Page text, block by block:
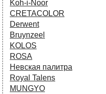
Koh-i-Noor
CRETACOLOR
Derwent
Bruynzeel
KOLOS
ROSA
Невская палитра
Royal Talens
MUNGYO